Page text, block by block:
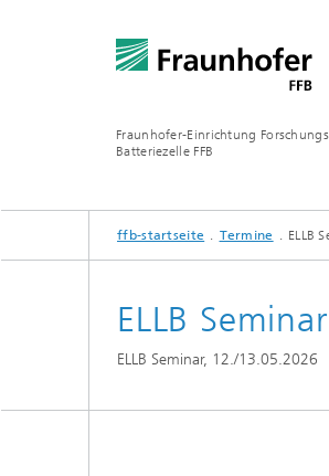
Fraunhofer-Einrichtung
Batteriezelle FFB
ÜBER UNS
BRANCHEN
KOMPETENZEN
INFRASTRUKTUR
ELLB WEITERBILDUNGEN
ffb-startseite Termine ELLB
ELLB
ELLB Seminar, 12./13.05.2026